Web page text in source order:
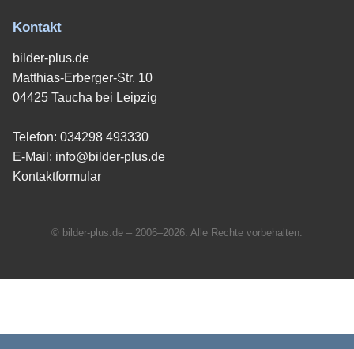
Kontakt
bilder-plus.de
Matthias-Erberger-Str. 10
04425 Taucha bei Leipzig
Telefon: 034298 493330
E-Mail: info@bilder-plus.de
Kontaktformular
© bilder-plus.de – 2006–2026. Alle Rechte vorbehalten.